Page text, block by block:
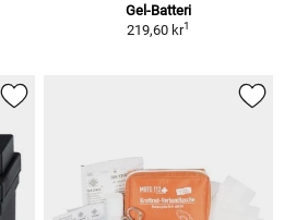
Gel-Batteri
219,60 kr1